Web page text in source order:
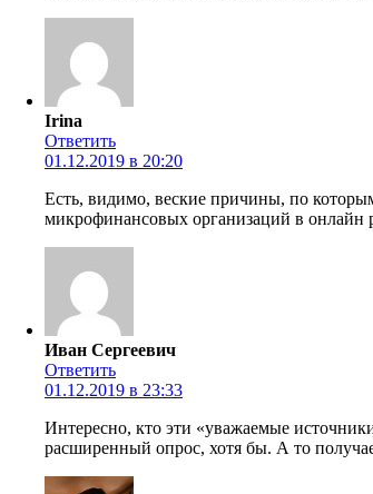
Irina
Ответить
01.12.2019 в 20:20
Есть, видимо, веские причины, по
микрофинансовых организаций в
Иван Сергеевич
Ответить
01.12.2019 в 23:33
Интересно, кто эти «уважаемые
расширенный опрос, хотя бы. А то